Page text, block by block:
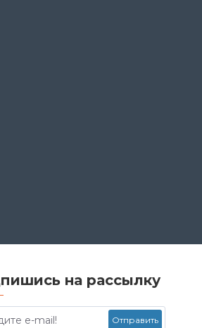
на рассылку
Отправить